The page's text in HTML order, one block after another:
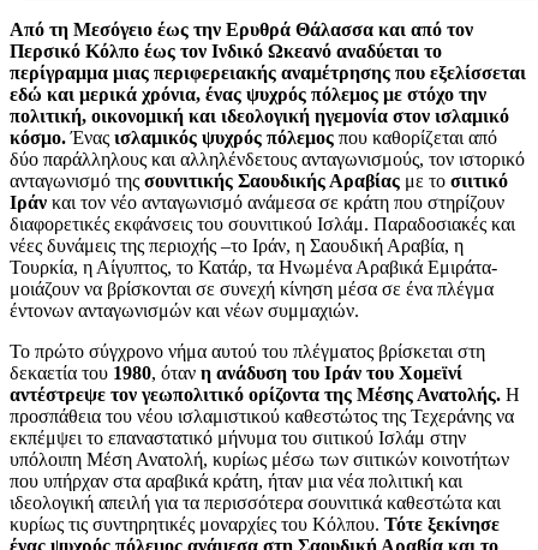
Από τη Μεσόγειο έως την Ερυθρά Θάλασσα και από τον
Περσικό Κόλπο έως τον Ινδικό Ωκεανό αναδύεται το
περίγραμμα μιας περιφερειακής αναμέτρησης που εξελίσσεται
εδώ και μερικά χρόνια, ένας ψυχρός πόλεμος με στόχο την
πολιτική, οικονομική και ιδεολογική ηγεμονία στον ισλαμικό
κόσμο.Ένας ισλαμικός ψυχρός πόλεμος που καθορίζεται από
δύο παράλληλους και αλληλένδετους ανταγωνισμούς, τον ιστορικό
ανταγωνισμό της σουνιτικής Σαουδικής Αραβίας με το σιιτικό
Ιράν και τον νέο ανταγωνισμό ανάμεσα σε κράτη που στηρίζουν
διαφορετικές εκφάνσεις του σουνιτικού Ισλάμ. Παραδοσιακές και
νέες δυνάμεις της περιοχής –το Ιράν, η Σαουδική Αραβία, η
Τουρκία, η Αίγυπτος, το Κατάρ, τα Ηνωμένα Αραβικά Εμιράτα-
μοιάζουν να βρίσκονται σε συνεχή κίνηση μέσα σε ένα πλέγμα
έντονων ανταγωνισμών και νέων συμμαχιών.
Το πρώτο σύγχρονο νήμα αυτού του πλέγματος βρίσκεται στη
δεκαετία του 1980, όταν η ανάδυση του Ιράν του Χομεϊνί
αντέστρεψε τον γεωπολιτικό ορίζοντα της Μέσης Ανατολής. Η
προσπάθεια του νέου ισλαμιστικού καθεστώτος της Τεχεράνης να
εκπέμψει το επαναστατικό μήνυμα του σιιτικού Ισλάμ στην
υπόλοιπη Μέση Ανατολή, κυρίως μέσω των σιιτικών κοινοτήτων
που υπήρχαν στα αραβικά κράτη, ήταν μια νέα πολιτική και
ιδεολογική απειλή για τα περισσότερα σουνιτικά καθεστώτα και
κυρίως τις συντηρητικές μοναρχίες του Κόλπου. Τότε ξεκίνησε
ένας ψυχρός πόλεμος ανάμεσα στη Σαουδική Αραβία και το